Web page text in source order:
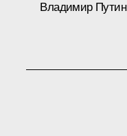
Владимир Путин